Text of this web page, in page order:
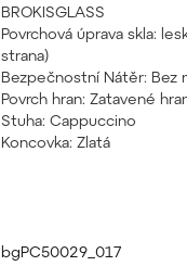
BROKISGLASS
Povrchová úprava skla:
strana)
Bezpečnostní Nátěr: Bez
Povrch hran: Zatavené
Stuha: Cappuccino
Koncovka: Zlatá
bgPC50029_017